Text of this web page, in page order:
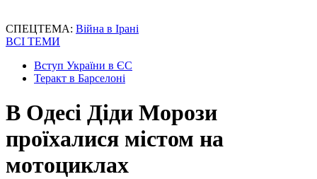
СПЕЦТЕМА: Війна в Ірані
ВСІ ТЕМИ
Вступ України в ЄС
Теракт в Барселоні
В Одесі Діди Морози
проїхалися містом на
мотоциклах